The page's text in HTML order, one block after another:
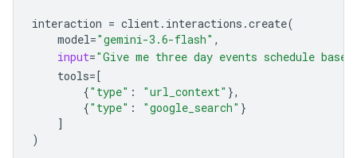
interaction = client. interactions .create(
model="gemini-3.6-flash" ,
input="Give me three day events schedule
tools=[
{"type" : "url_context" },
{"type" : "google_search" }
]
)